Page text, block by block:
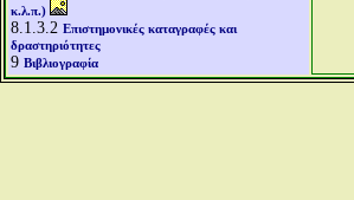
κ.λ.π.)
8.1.3.2 Επιστημονικές καταγραφές και
δραστηριότητες
9 Βιβλιογραφία